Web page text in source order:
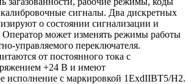
сигналы. Два дискретных
о состоянии сигнализации и
может изменять режимы работы
управляемого переключателя.
от постоянного тока с
+24 В и имеют
исполнение с маркировкой 1ЕxdIIBТ5/Н2.